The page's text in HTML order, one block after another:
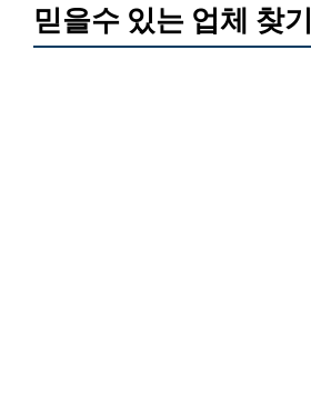
믿을수 있는 업체 찾기